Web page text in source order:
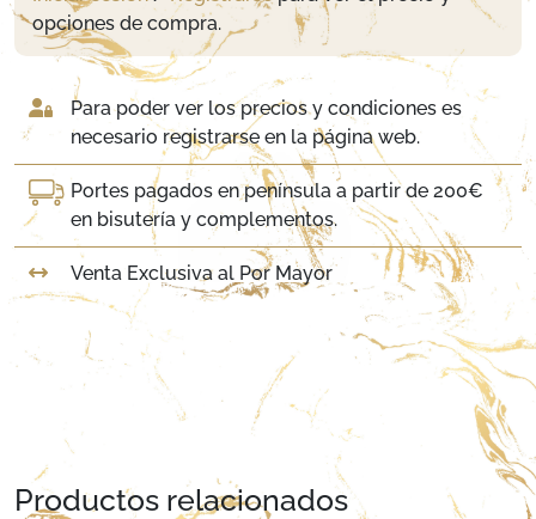
opciones de compra.
Para poder ver los precios y condiciones es
necesario registrarse en la página web.
Portes pagados en península a partir de 200€
en bisutería y complementos.
Venta Exclusiva al Por Mayor
Productos relacionados